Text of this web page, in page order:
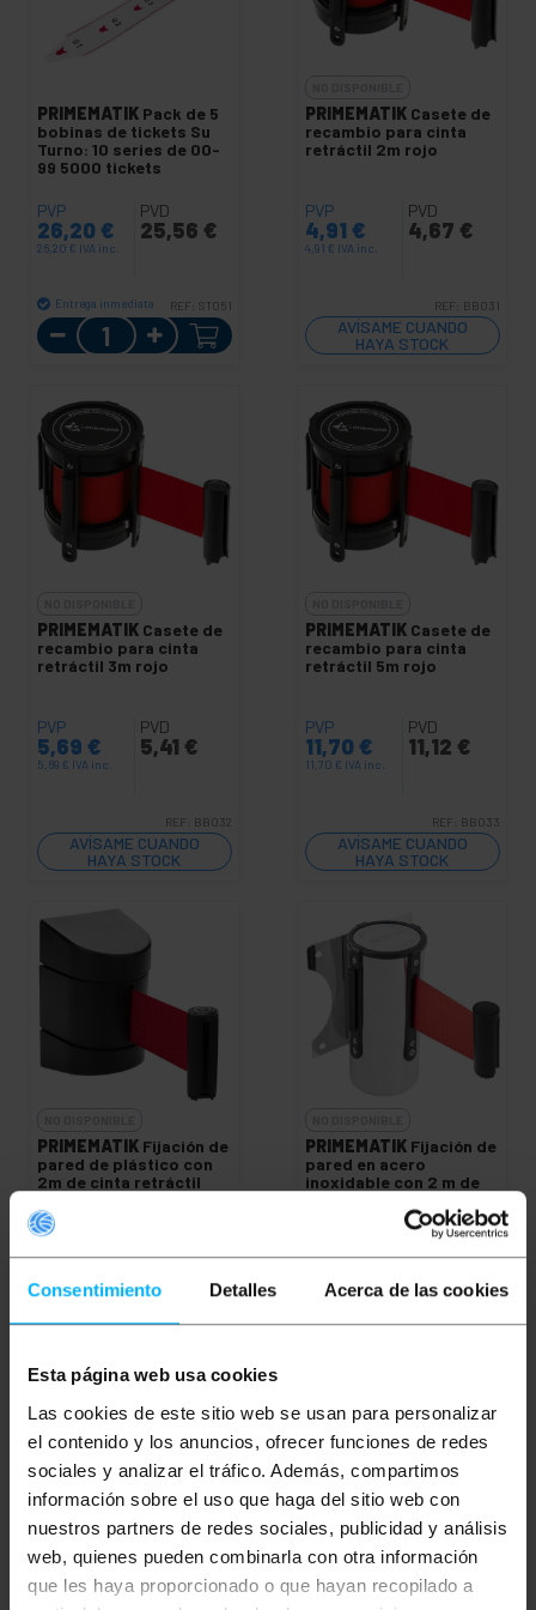
Consentimiento Detalles Acerca de las cookies
Esta página web usa cookies
Las cookies de este sitio web se usan para personalizar
el contenido y los anuncios, ofrecer funciones de redes
sociales y analizar el tráfico. Además, compartimos
información sobre el uso que haga del sitio web con
nuestros partners de redes sociales, publicidad y análisis
web, quienes pueden combinarla con otra información
que les haya proporcionado o que hayan recopilado a
PRIMEMATIK Pack de 5
bobinas de tickets Su
Turno: 10 series de 00-
99 5000 tickets
PVP
26,20 €
26,20 € IVA inc.
PVD
25,56 €
Entrega inmediata REF: ST051
Cantidad
PRIMEMATIK Casete de
recambio para cinta
retráctil 2m rojo
PVP
4,91 €
4,91 € IVA inc.
PVD
4,67 €
REF: BB031
AVÍSAME CUANDO
HAYA STOCK
PRIMEMATIK Casete de
recambio para cinta
retráctil 3m rojo
PVP
5,69 €
5,69 € IVA inc.
PVD
5,41 €
REF: BB032
AVÍSAME CUANDO
HAYA STOCK
PRIMEMATIK Casete de
recambio para cinta
retráctil 5m rojo
PVP
11,70 €
11,70 € IVA inc.
PVD
11,12 €
REF: BB033
AVÍSAME CUANDO
HAYA STOCK
PRIMEMATIK Fijación de
pared de plástico con
2m de cinta retráctil
PVP
10,66€
10,66 IVA inc.
10,13€
HAYA STOCK
PRIMEMATIK Fijación de
pared en acero
inoxidable con 2 m de
13,62€
13,62
PVD
12,94€